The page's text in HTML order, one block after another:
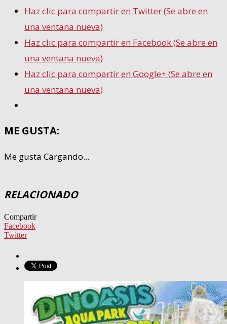
Haz clic para compartir en Twitter (Se abre en
una ventana nueva)
Haz clic para compartir en Facebook (Se abre en
una ventana nueva)
Haz clic para compartir en Google+ (Se abre en
una ventana nueva)
ME GUSTA:
Me gusta Cargando...
RELACIONADO
Compartir
Facebook
Twitter